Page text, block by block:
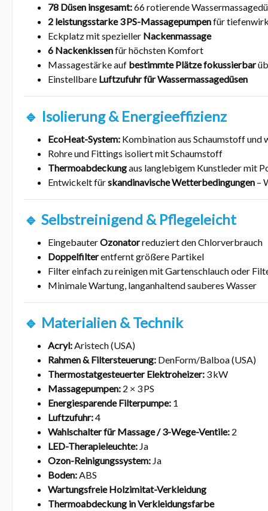
78 Düsen insgesamt:66 rotierende
2 leistungsstarke 3 PS-Massagepumpenfür
Eckplatz mit spezieller Nackenmassage
6 Nackenkissenfür höchsten Komfort
Massagestärke auf bestimmte Plätze fokussierbar
Einstellbare Luftzufuhr für Wassermassagedüsen
🔹 Isolierung & Energieeffizienz
EcoHeat-System: Kombination aus Schaumstoff
Rohre und Fittings isoliert mit Schaumstoff
Thermoabdeckungaus langlebigem Kunstleder mit
Entwickelt fürskandinavische Wetterbedingungen –
🔹 Selbstreinigend & Pflegeleicht
EingebauterOzonatorreduziert den Chlorverbrauch
Doppelfilterentfernt größere Partikel
Filter einfach zu reinigen mit Gartenschlauch oder
Minimale Wartung, langanhaltend sauberes Wasser
🔹 Materialien & Technik
Acryl: Aristech (USA)
Rahmen & Filtersteuerung: DenForm/Balboa (USA)
Thermostatgesteuerter Elektroheizer: 3 kW
Massagepumpen: 2 × 3 PS
Energiesparende Filterpumpe: 1
Luftzufuhr:4
Wahlschalter für Massage / 3-Wege-Ventile: 2
LED-Therapieleuchte: Ja
Ozon-Reinigungssystem: Ja
Boden: ABS
Wartungsfreie Holzimitat-Verkleidung
Thermoabdeckung in Verkleidungsfarbe